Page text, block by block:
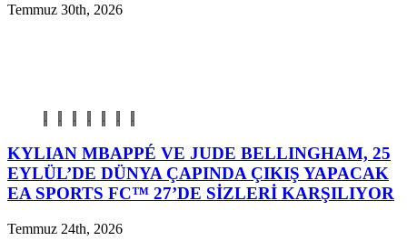
Temmuz 30th, 2026
KYLIAN MBAPPÉ VE JUDE BELLINGHAM, 25
EYLÜL’DE DÜNYA ÇAPINDA ÇIKIŞ YAPACAK
EA SPORTS FC™ 27’DE SİZLERİ KARŞILIYOR
Temmuz 24th, 2026